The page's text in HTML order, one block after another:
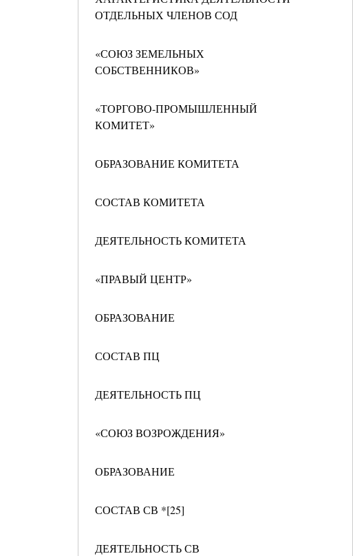
ОТДЕЛЬНЫХ ЧЛЕНОВ СОД
«СОЮЗ ЗЕМЕЛЬНЫХ
СОБСТВЕННИКОВ»
«ТОРГОВО-ПРОМЫШЛЕННЫЙ
КОМИТЕТ»
ОБРАЗОВАНИЕ КОМИТЕТА
СОСТАВ КОМИТЕТА
ДЕЯТЕЛЬНОСТЬ КОМИТЕТА
«ПРАВЫЙ ЦЕНТР»
ОБРАЗОВАНИЕ
СОСТАВ ПЦ
ДЕЯТЕЛЬНОСТЬ ПЦ
«СОЮЗ ВОЗРОЖДЕНИЯ»
ОБРАЗОВАНИЕ
СОСТАВ СВ *[25]
ДЕЯТЕЛЬНОСТЬ СВ